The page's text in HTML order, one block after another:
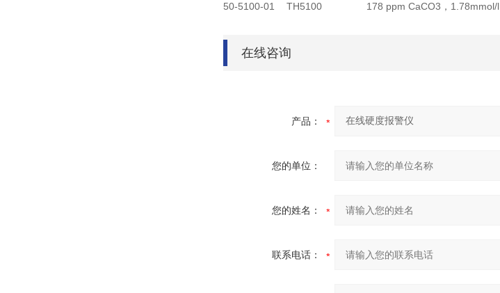
50-5100-01
TH5100 178 ppm CaCO3，1.78mmol/l
在线咨询
产品：
您的单位：
您的姓名：
联系电话：